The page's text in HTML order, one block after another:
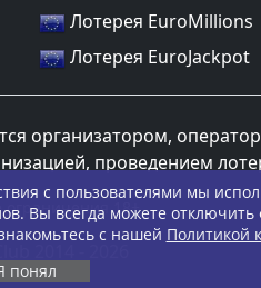
Лотерея EuroMillions
Лотерея EuroJackpot
организатором,
проведением
ограничения 18+
2014 - 2026
с пользователями мы
Вы всегда можете
с нашей Политикой
понял